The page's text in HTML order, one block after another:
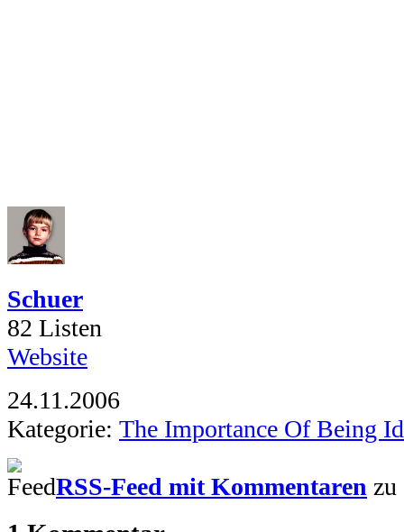
Schuer
82 Listen
Website
24.11.2006
Kategorie: The Importance Of Being
RSS-Feed mit Kommentaren zu